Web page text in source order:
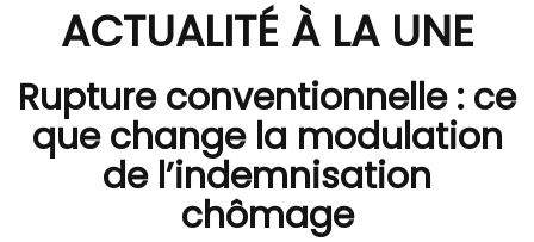
ACTUALITÉ À LA UNE
Rupture conventionnelle : ce
que change la modulation
de l’indemnisation
chômage